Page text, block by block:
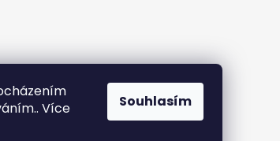
Více
Souhlasím